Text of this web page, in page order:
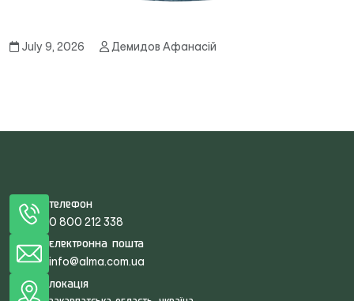
July 9, 2026 Демидов Афанасій
Телефон
0 800 212 338
Електронна пошта
info@alma.com.ua
Локація